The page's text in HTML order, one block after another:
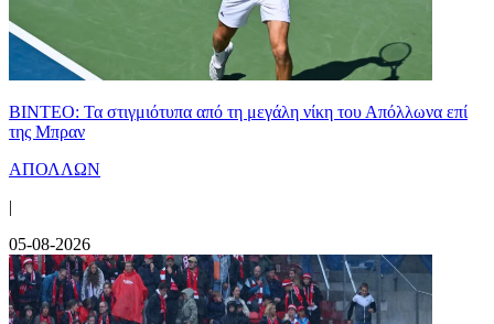
ΒΙΝΤΕΟ: Τα στιγμιότυπα από τη μεγάλη νίκη του Απόλλωνα επί
της Μπραν
ΑΠΟΛΛΩΝ
|
05-08-2026